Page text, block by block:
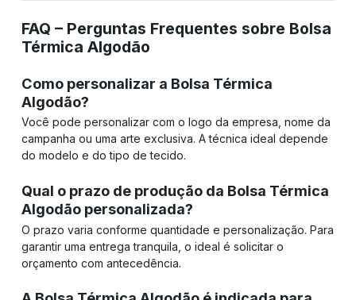
FAQ – Perguntas Frequentes sobre Bolsa
Térmica Algodão
Como personalizar a Bolsa Térmica
Algodão?
Você pode personalizar com o logo da empresa, nome da
campanha ou uma arte exclusiva. A técnica ideal depende
do modelo e do tipo de tecido.
Qual o prazo de produção da Bolsa Térmica
Algodão personalizada?
O prazo varia conforme quantidade e personalização. Para
garantir uma entrega tranquila, o ideal é solicitar o
orçamento com antecedência.